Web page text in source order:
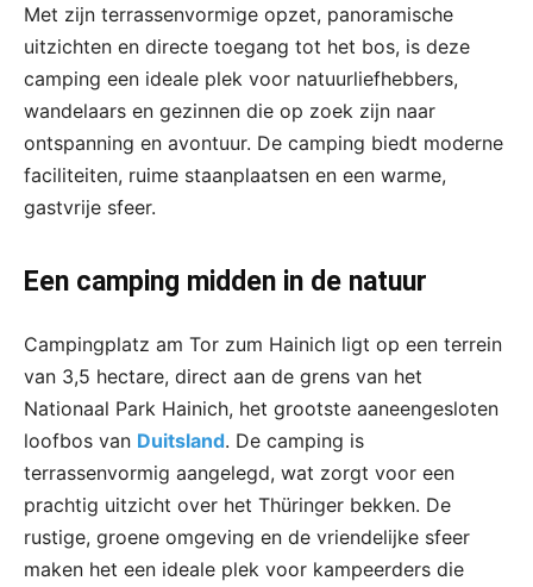
Met zijn terrassenvormige opzet, panoramische
uitzichten en directe toegang tot het bos, is deze
camping een ideale plek voor natuurliefhebbers,
wandelaars en gezinnen die op zoek zijn naar
ontspanning en avontuur. De camping biedt moderne
faciliteiten, ruime staanplaatsen en een warme,
gastvrije sfeer.
Een camping midden in de natuur
Campingplatz am Tor zum Hainich ligt op een terrein
van 3,5 hectare, direct aan de grens van het
Nationaal Park Hainich, het grootste aaneengesloten
loofbos van Duitsland. De camping is
terrassenvormig aangelegd, wat zorgt voor een
prachtig uitzicht over het Thüringer bekken. De
rustige, groene omgeving en de vriendelijke sfeer
maken het een ideale plek voor kampeerders die